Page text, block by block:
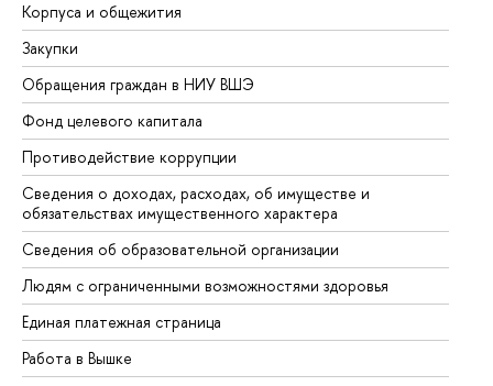
Корпуса и общежития
Закупки
Обращения граждан в НИУ ВШЭ
Фонд целевого капитала
Противодействие коррупции
Сведения о доходах, расходах, об имуществе и
обязательствах имущественного характера
Сведения об образовательной организации
Людям с ограниченными возможностями здоровья
Единая платежная страница
Работа в Вышке